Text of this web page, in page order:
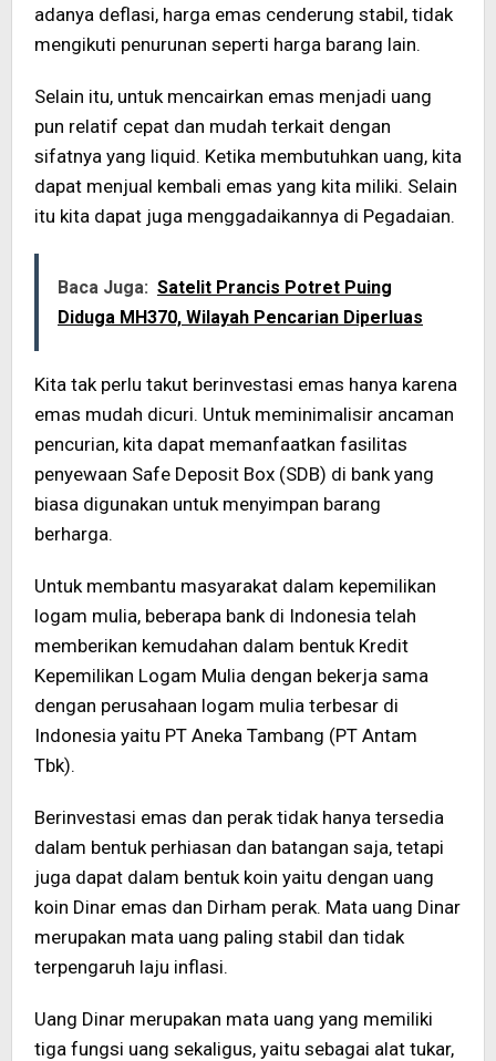
adanya deflasi, harga emas cenderung stabil, tidak
mengikuti penurunan seperti harga barang lain.
Selain itu, untuk mencairkan emas menjadi uang
pun relatif cepat dan mudah terkait dengan
sifatnya yang liquid. Ketika membutuhkan uang, kita
dapat menjual kembali emas yang kita miliki. Selain
itu kita dapat juga menggadaikannya di Pegadaian.
Baca Juga: Satelit Prancis Potret Puing
Diduga MH370, Wilayah Pencarian Diperluas
Kita tak perlu takut berinvestasi emas hanya karena
emas mudah dicuri. Untuk meminimalisir ancaman
pencurian, kita dapat memanfaatkan fasilitas
penyewaan Safe Deposit Box (SDB) di bank yang
biasa digunakan untuk menyimpan barang
berharga.
Untuk membantu masyarakat dalam kepemilikan
logam mulia, beberapa bank di Indonesia telah
memberikan kemudahan dalam bentuk Kredit
Kepemilikan Logam Mulia dengan bekerja sama
dengan perusahaan logam mulia terbesar di
Indonesia yaitu PT Aneka Tambang (PT Antam
Tbk).
Berinvestasi emas dan perak tidak hanya tersedia
dalam bentuk perhiasan dan batangan saja, tetapi
juga dapat dalam bentuk koin yaitu dengan uang
koin Dinar emas dan Dirham perak. Mata uang Dinar
merupakan mata uang paling stabil dan tidak
terpengaruh laju inflasi.
Uang Dinar merupakan mata uang yang memiliki
tiga fungsi uang sekaligus, yaitu sebagai alat tukar,